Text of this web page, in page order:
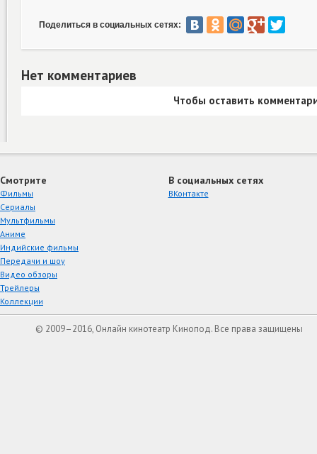
Поделиться в социальных сетях:
Нет комментариев
Чтобы оставить
Смотрите
Фильмы
Сериалы
Мультфильмы
Аниме
Индийские фильмы
Передачи и шоу
Видео обзоры
Трейлеры
Коллекции
В социальных сетях
ВКонтакте
© 2009–2016, Онлайн кинотеатр Кинопод. Все права защищены